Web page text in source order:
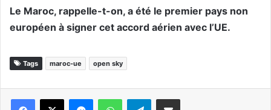
Le Maroc, rappelle-t-on, a été le premier pays non
européen à signer cet accord aérien avec l’UE.
Tags maroc-ue open sky
WhatsApp Telegram